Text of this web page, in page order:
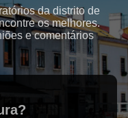
da distrito de
os melhores.
e comentários